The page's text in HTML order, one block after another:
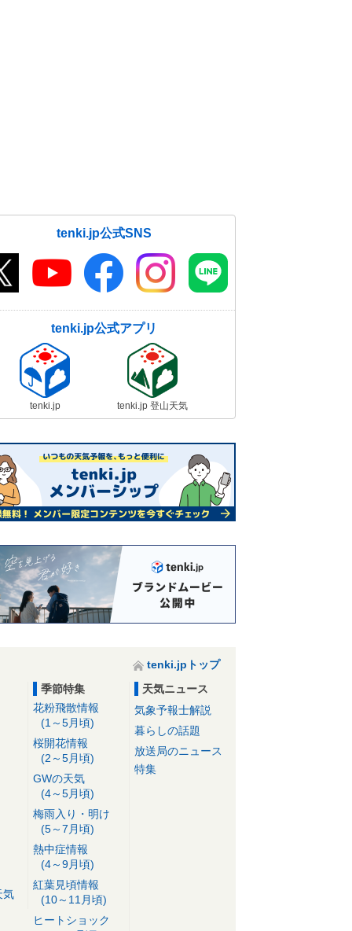
tenki.jp公式SNS
tenki.jp公式アプリ
tenki.jp tenki.jp 登山天気
tenki.jpトップ
気
季節特集
花粉飛散情報
(1～5月頃)
桜開花情報
(2～5月頃)
GWの天気
(4～5月頃)
梅雨入り・明け
(5～7月頃)
熱中症情報
(4～9月頃)
紅葉見頃情報
(10～11月頃)
ヒートショック
天気ニュース
気象予報士解説
暮らしの話題
放送局のニュース
特集